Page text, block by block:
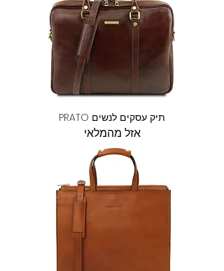
תיק עסקים לנשים PRATO
אזל מהמלאי